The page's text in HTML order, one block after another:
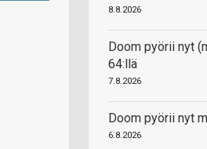
8.8.2026
Doom pyörii nyt
64:llä
7.8.2026
Doom pyörii nyt
6.8.2026